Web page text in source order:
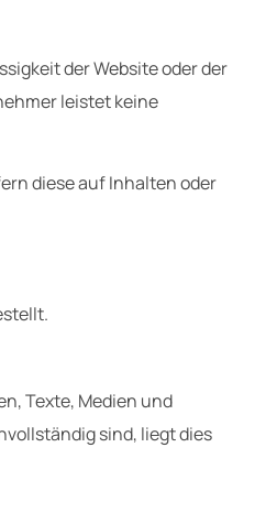
der Website oder der
leistet keine
diese auf Inhalten oder
Texte, Medien und
sind, liegt dies